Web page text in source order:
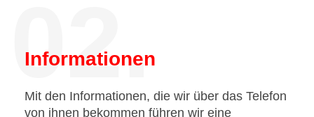
02.
Informationen
Mit den Informationen, die wir über das Telefon
von ihnen bekommen führen wir eine